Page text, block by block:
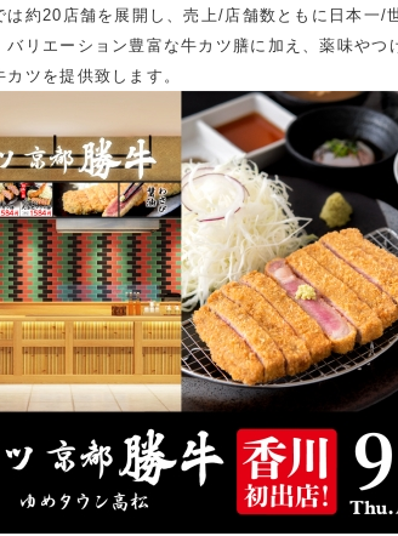
は約20店舗を展開し、売上/店舗数ともに日本一
バリエーション豊富な牛カツ膳に加え、薬味や
カツを提供致します。